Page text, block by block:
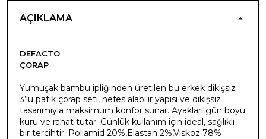
AÇIKLAMA
DEFACTO
ÇORAP
Yumuşak bambu ipliğinden üretilen bu erkek dikişsiz
3’lü patik çorap seti, nefes alabilir yapısı ve dikişsiz
tasarımıyla maksimum konfor sunar. Ayakları gün boyu
kuru ve rahat tutar. Günlük kullanım için ideal, sağlıklı
bir tercihtir. Poliamid 20%,Elastan 2%,Viskoz 78%